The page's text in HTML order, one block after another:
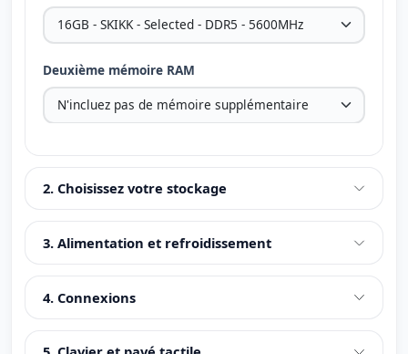
Deuxième mémoire RAM
2. Choisissez votre stockage
3. Alimentation et refroidissement
4. Connexions